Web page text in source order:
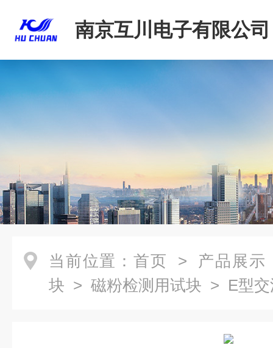
南京互川电子有限公司
当前位置： 首页 > 产品展示
块 > 磁粉检测用试块 > E型交